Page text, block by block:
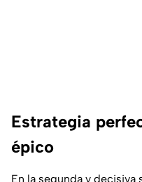
Estrategia
épico
En la segunda y decisiva